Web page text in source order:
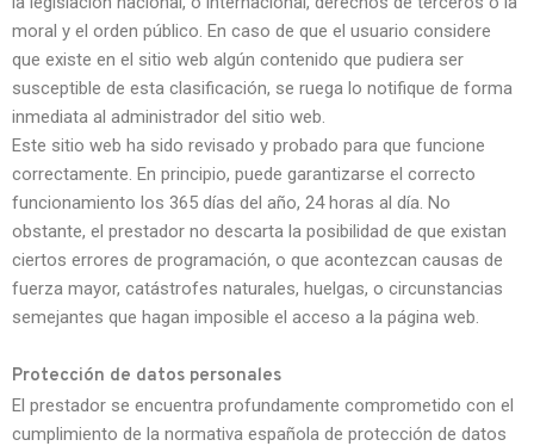
moral y el orden público. En caso de que el usuario considere
que existe en el sitio web algún contenido que pudiera ser
susceptible de esta clasificación, se ruega lo notifique de forma
inmediata al administrador del sitio web.
Este sitio web ha sido revisado y probado para que funcione
correctamente. En principio, puede garantizarse el correcto
funcionamiento los 365 días del año, 24 horas al día. No
obstante, el prestador no descarta la posibilidad de que existan
ciertos errores de programación, o que acontezcan causas de
fuerza mayor, catástrofes naturales, huelgas, o circunstancias
semejantes que hagan imposible el acceso a la página web.
Protección de datos personales
El prestador se encuentra profundamente comprometido con el
cumplimiento de la normativa española de protección de datos